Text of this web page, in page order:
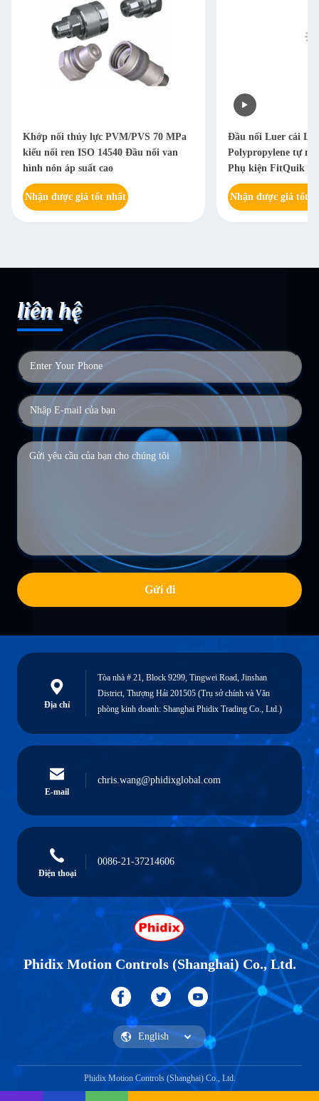
Khớp nối thủy lực PVM/PVS 70 MPa
kiểu nối ren ISO 14540 Đầu nối van
hình nón áp suất cao
Nhận được giá tốt nhất
Đầu nối Luer cái
Polypropylene tự
Phụ kiện FitQuik
Nhận được giá tốt
liên hệ
Gửi đi
Địa chỉ
Tòa nhà # 21, Block 9299, Tingwei Road, Jinshan
District, Thượng Hải 201505 (Trụ sở chính và Văn
phòng kinh doanh: Shanghai Phidix Trading Co., Ltd.)
E-mail
chris.wang@phidixglobal.com
Điện thoại
0086-21-37214606
Phidix Motion Controls (Shanghai) Co., Ltd.
Phidix Motion Controls (Shanghai) Co., Ltd.